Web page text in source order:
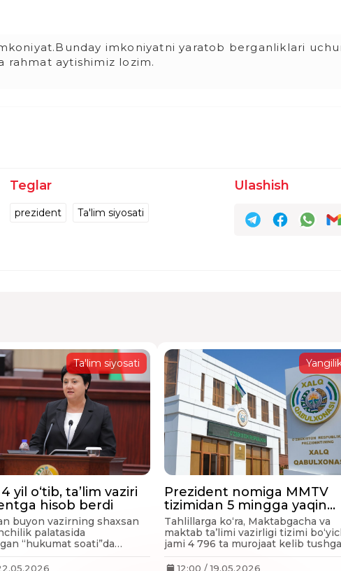
imkoniyatni yaratob berganliklari
rahmat aytishimiz lozim.
Teglar
prezident Ta'lim siyosati
Ulashish
Ta'lim siyosati
yil o‘tib, ta’lim vaziri
hisob berdi
buyon vazirning shaxsan
palatasida
“hukumat soati”da
kelayotgandi.
Prezident nomiga MMTV
tizimidan 5 mingga yaqin
murojaat yo‘llangan
Tahlillarga ko‘ra, Maktabgacha va
maktab ta’limi vazirligi tizimi
jami 4 796 ta murojaat kelib
12:00 / 19.05.2026